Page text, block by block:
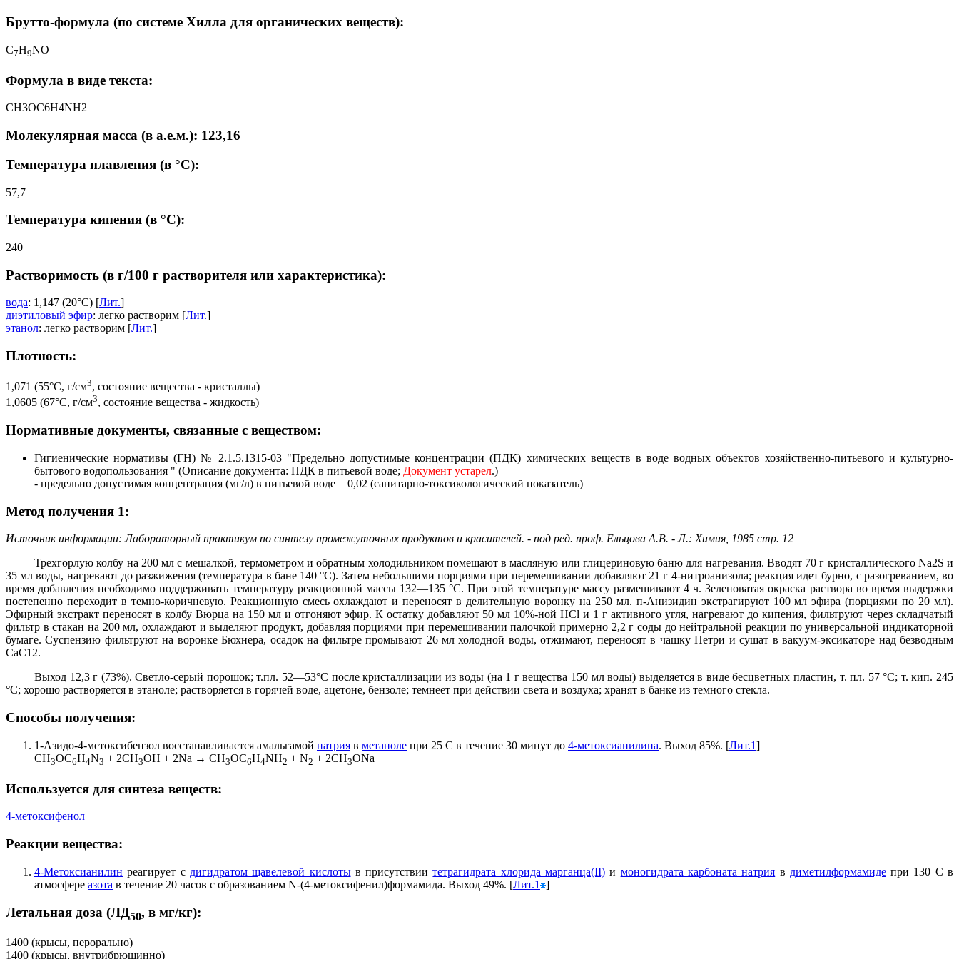
Брутто-формула (по системе Хилла для органических веществ):
C7H9NO
Формула в виде текста:
CH3OC6H4NH2
Молекулярная масса (в а.е.м.): 123,16
Температура плавления (в °C):
57,7
Температура кипения (в °C):
240
Растворимость (в г/100 г растворителя или характеристика):
вода: 1,147 (20°C) [Лит.]
диэтиловый эфир: легко растворим [Лит.]
этанол: легко растворим [Лит.]
Плотность:
1,071 (55°C, г/см3, состояние вещества - кристаллы)
1,0605 (67°C, г/см3, состояние вещества - жидкость)
Нормативные документы, связанные с веществом:
Гигиенические нормативы (ГН) № 2.1.5.1315-03 "Предельно допустимые концентрации (ПДК) химических веществ в воде водных объектов хозяйственно-питьевого и культурно-
бытового водопользования " (Описание документа: ПДК в питьевой воде; Документ устарел.)
- предельно допустимая концентрация (мг/л) в питьевой воде = 0,02 (санитарно-токсикологический показатель)
Метод получения 1:
Источник информации: Лабораторный практикум по синтезу промежуточных продуктов и красителей. - под ред. проф. Ельцова А.В. - Л.: Химия, 1985 стр. 12
Трехгорлую колбу на 200 мл с мешалкой, термометром и обратным холодильником помещают в масляную или глицериновую баню для нагревания. Вводят 70 г кристаллического Na2S и
35 мл воды, нагревают до разжижения (температура в бане 140 °С). Затем небольшими порциями при перемешивании добавляют 21 г 4-нитроанизола; реакция идет бурно, с разогреванием, во
время добавления необходимо поддерживать температуру реакционной массы 132—135 °С. При этой температуре массу размешивают 4 ч. Зеленоватая окраска раствора во время выдержки
постепенно переходит в темно-коричневую. Реакционную смесь охлаждают и переносят в делительную воронку на 250 мл. п-Анизидин экстрагируют 100 мл эфира (порциями по 20 мл).
Эфирный экстракт переносят в колбу Вюрца на 150 мл и отгоняют эфир. К остатку добавляют 50 мл 10%-ной НСl и 1 г активного угля, нагревают до кипения, фильтруют через складчатый
фильтр в стакан на 200 мл, охлаждают и выделяют продукт, добавляя порциями при перемешивании палочкой примерно 2,2 г соды до нейтральной реакции по универсальной индикаторной
бумаге. Суспензию фильтруют на воронке Бюхнера, осадок на фильтре промывают 26 мл холодной воды, отжимают, переносят в чашку Петри и сушат в вакуум-эксикаторе над безводным
СаС12.
Выход 12,3 г (73%). Светло-серый порошок; т.пл. 52—53°С после кристаллизации из воды (на 1 г вещества 150 мл воды) выделяется в виде бесцветных пластин, т. пл. 57 °С; т. кип. 245
°С; хорошо растворяется в этаноле; растворяется в горячей воде, ацетоне, бензоле; темнеет при действии света и воздуха; хранят в банке из темного стекла.
Способы получения:
1-Азидо-4-метоксибензол восстанавливается амальгамой натрия в метаноле при 25 С в течение 30 минут до 4-метоксианилина. Выход 85%. [Лит.1]
CH3OC6H4N3 + 2CH3OH + 2Na → CH3OC6H4NH2 + N2 + 2CH3ONa
Используется для синтеза веществ:
4-метоксифенол
Реакции вещества:
4-Метоксианилин реагирует с дигидратом щавелевой кислотыв присутствиитетрагидрата хлорида марганца(II) и моногидрата карбоната натрия в диметилформамидепри 130 С в
атмосфере азота в течение 20 часов с образованием N-(4-метоксифенил)формамида. Выход 49%. [Лит.1 ]
Летальная доза (ЛД50, в мг/кг):
1400 (крысы, перорально)
1400 (крысы, внутрибрюшинно)